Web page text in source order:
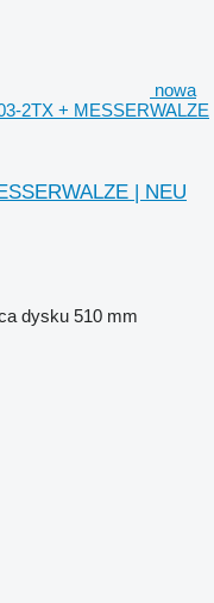
nowa
2TX + MESSERWALZE
| NEU
dysku 510 mm